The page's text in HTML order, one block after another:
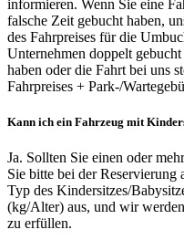
informieren. Wenn Sie eine
falsche Zeit gebucht haben,
des Fahrpreises für die
Unternehmen doppelt
haben oder die Fahrt bei uns
Fahrpreises + Park-/
Kann ich ein Fahrzeug mit
Ja. Sollten Sie einen oder
Sie bitte bei der
Typ des Kindersitzes/
(kg/Alter) aus, und wir
zu erfüllen.